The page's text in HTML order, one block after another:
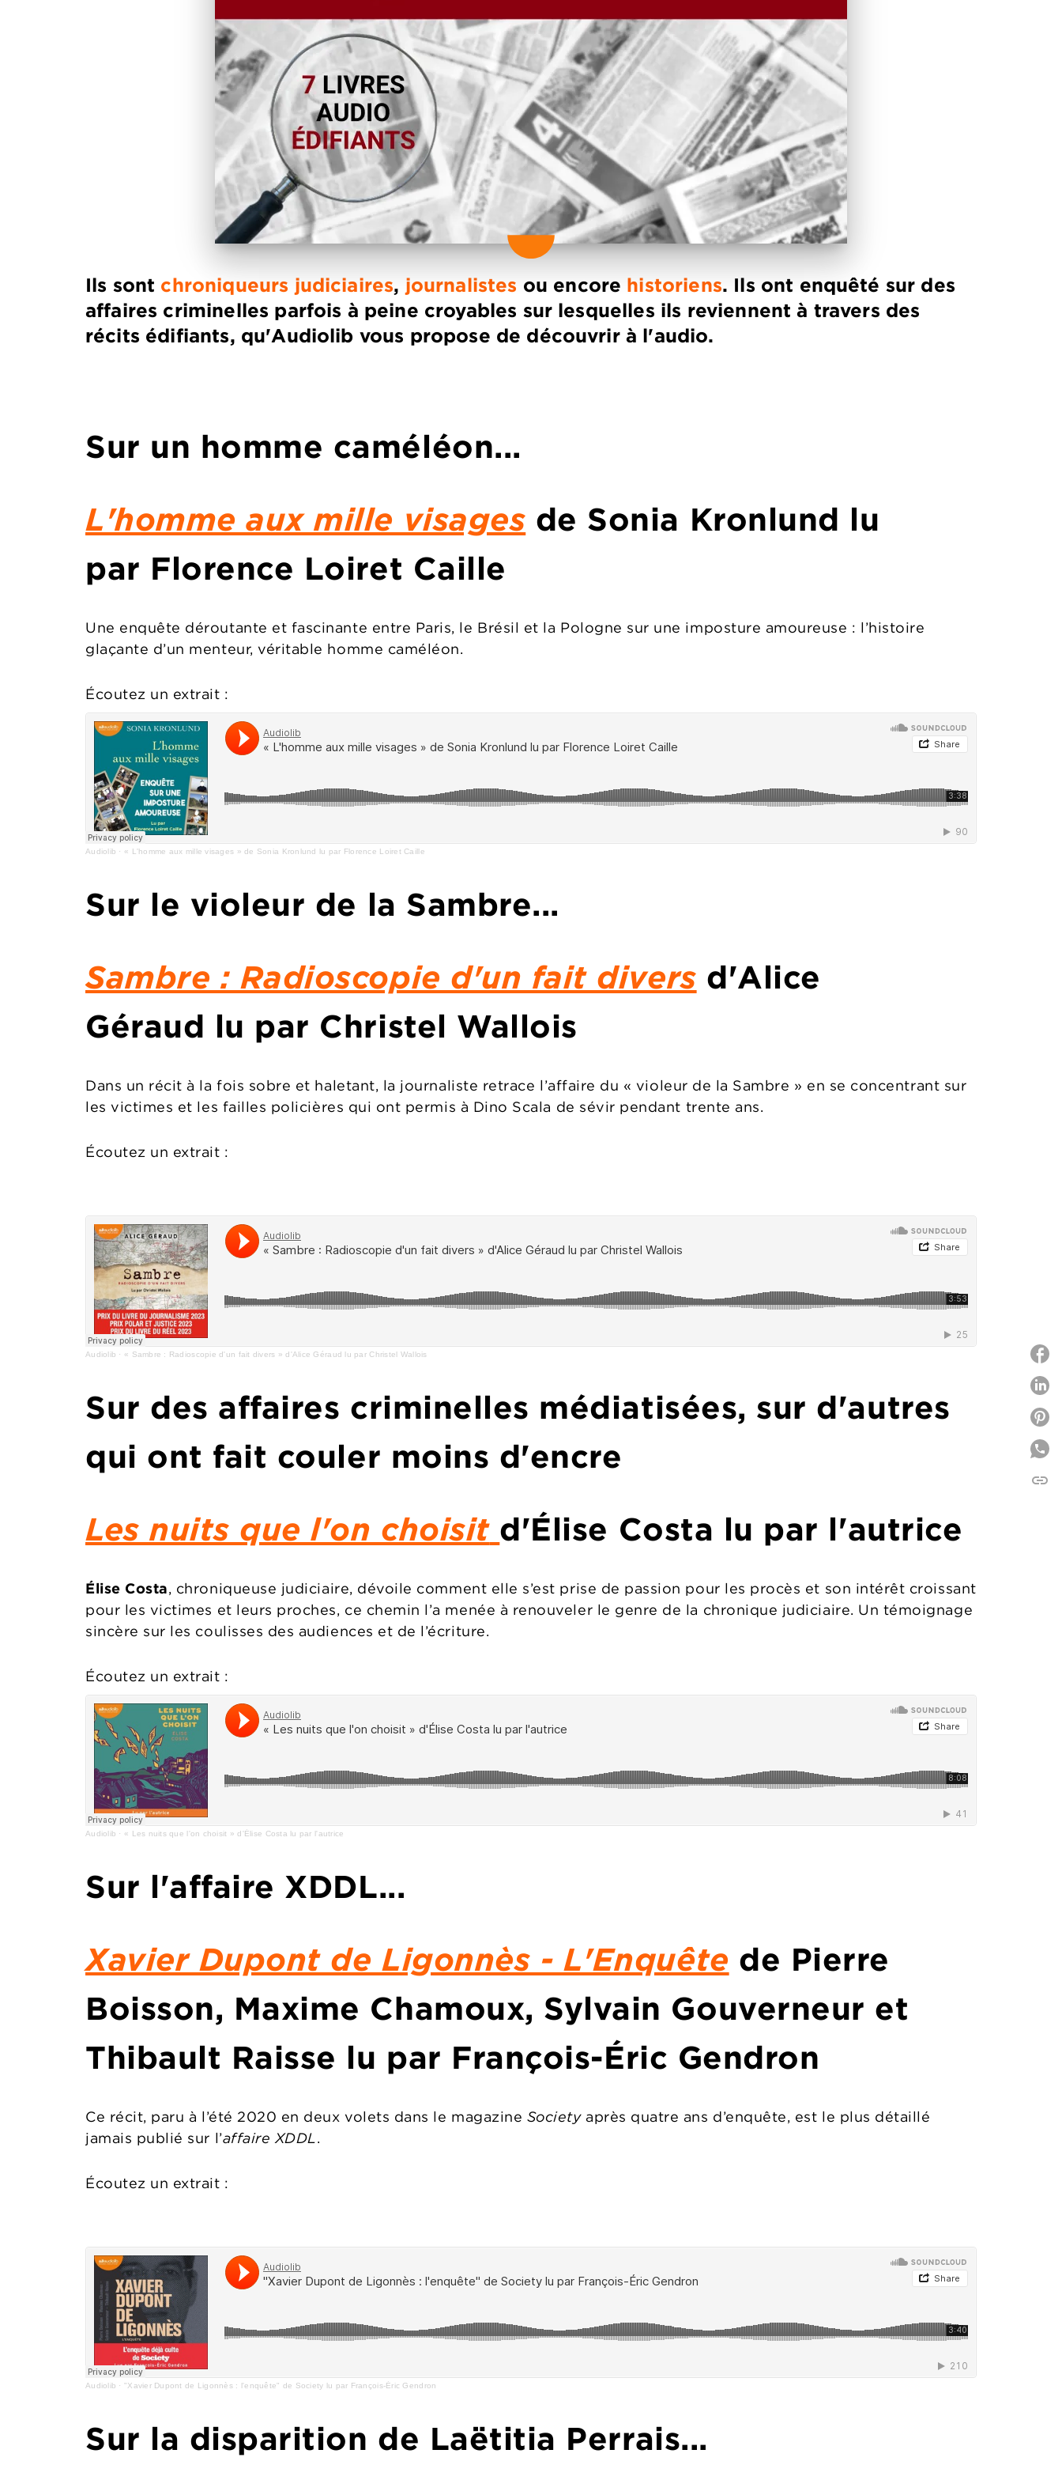
Ils sont chroniqueurs judiciaires, journalistes ou encore historiens. Ils ont enquêté sur des
affaires criminelles parfois à peine croyables sur lesquelles ils reviennent à travers des
récits édifiants, qu'Audiolib vous propose de découvrir à l'audio.
Sur un homme caméléon...
L'homme aux mille visages de Sonia Kronlund lu
par Florence Loiret Caille
Une enquête déroutante et fascinante entre Paris, le Brésil et la Pologne sur une imposture amoureuse : l’histoire
glaçante d’un menteur, véritable homme caméléon.
Écoutez un extrait :
Audiolib · « L'homme aux mille visages » de Sonia Kronlund lu par Florence Loiret Caille
Sur le violeur de la Sambre...
Sambre : Radioscopie d'un fait divers d'Alice
Géraud lu par Christel Wallois
Dans un récit à la fois sobre et haletant, la journaliste retrace l’affaire du « violeur de la Sambre » en se concentrant sur
les victimes et les failles policières qui ont permis à Dino Scala de sévir pendant trente ans.
Écoutez un extrait :
Audiolib · « Sambre : Radioscopie d'un fait divers » d'Alice Géraud lu par Christel Wallois
Sur des affaires criminelles médiatisées, sur d'autres
qui ont fait couler moins d'encre
Les nuits que l'on choisit d'Élise Costa lu par l'autrice
Élise Costa, chroniqueuse judiciaire, dévoile comment elle s’est prise de passion pour les procès et son intérêt croissant
pour les victimes et leurs proches, ce chemin l’a menée à renouveler le genre de la chronique judiciaire. Un témoignage
sincère sur les coulisses des audiences et de l’écriture.
Écoutez un extrait :
Audiolib · « Les nuits que l'on choisit » d'Élise Costa lu par l'autrice
Sur l'affaire XDDL...
Xavier Dupont de Ligonnès - L'Enquête de Pierre
Boisson, Maxime Chamoux, Sylvain Gouverneur et
Thibault Raisse lu par François-Éric Gendron
Ce récit, paru à l’été 2020 en deux volets dans le magazine Societyaprès quatre ans d’enquête, est le plus détaillé
jamais publié sur l’affaire XDDL.
Écoutez un extrait :
Audiolib · "Xavier Dupont de Ligonnès : l'enquête" de Society lu par François-Éric Gendron
Sur la disparition de Laëtitia Perrais...
link